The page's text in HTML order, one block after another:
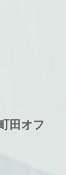
田オフ